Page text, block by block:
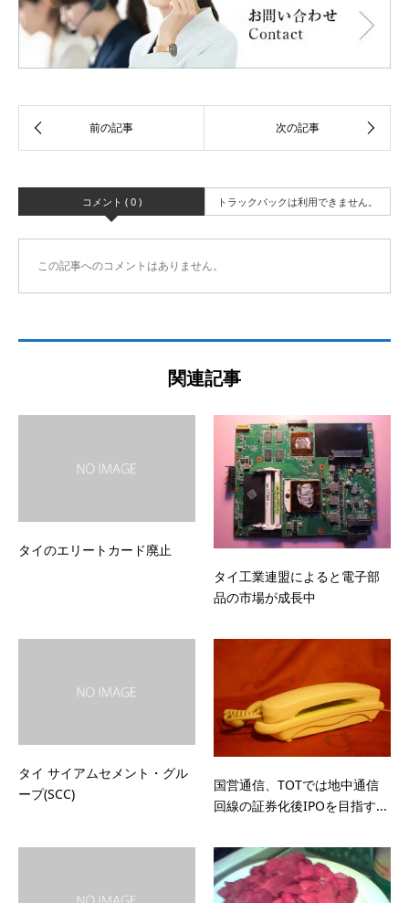
コメント ( 0 ) トラックバックは利用できません。
この記事へのコメントはありません。
関連記事
タイのエリートカード廃止
タイ工業連盟によると電子部
品の市場が成長中
タイ サイアムセメント・グル
ープ(SCC)
国営通信、TOTでは地中通信
回線の証券化後IPOを目指す...